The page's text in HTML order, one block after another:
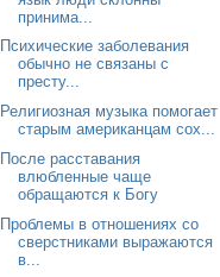
принима...
Психические заболевания
обычно не связаны с
престу...
Религиозная музыка помогает
старым американцам сох...
После расставания
влюбленные чаще
обращаются к Богу
Проблемы в отношениях со
сверстниками выражаются
в...